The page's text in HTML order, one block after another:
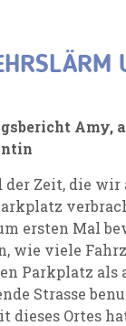
Amy,
der Zeit, die wir
ersten Mal
wie viele
Parkplatz als
Strasse
dieses Ortes